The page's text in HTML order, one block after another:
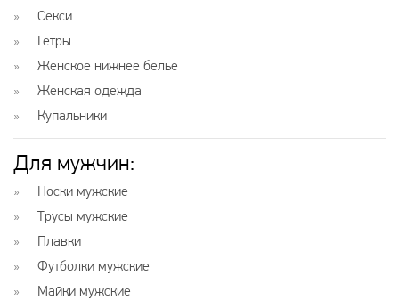
Секси
Гетры
Женское нижнее белье
Женская одежда
Купальники
Для мужчин:
Носки мужские
Трусы мужские
Плавки
Футболки мужские
Майки мужские